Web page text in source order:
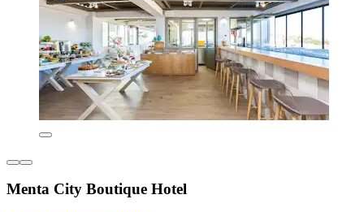
Menta City Boutique Hotel